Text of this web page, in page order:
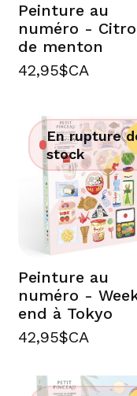
Peinture au
numéro -
de menton
42,95$CA
En rupture
stock
Peinture au
numéro -
end à Tokyo
42,95$CA